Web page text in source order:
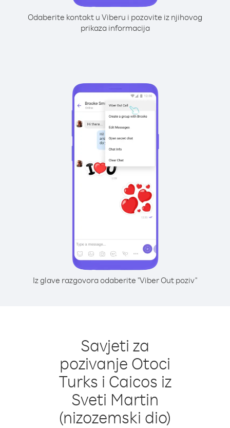
Odaberite kontakt u Viberu i pozovite iz njihovog
prikaza informacija
Iz glave razgovora odaberite "Viber Out poziv"
Savjeti za
pozivanje Otoci
Turks i Caicos iz
Sveti Martin
(nizozemski dio)